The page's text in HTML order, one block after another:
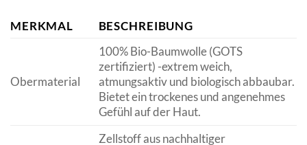
MERKMAL BESCHREIBUNG
Obermaterial
100% Bio-Baumwolle (GOTS
zertifiziert) -extrem weich,
atmungsaktiv und biologisch abbaubar.
Bietet ein trockenes und angenehmes
Gefühl auf der Haut.
Zellstoff aus nachhaltiger